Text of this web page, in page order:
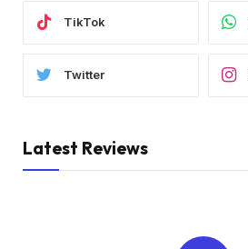
TikTok
Twitter
Latest Reviews